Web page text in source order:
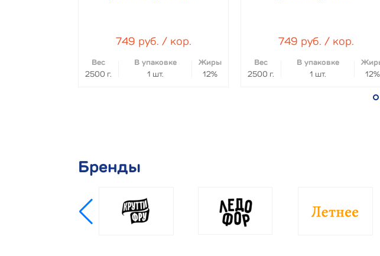
749 руб. / кор.
Вес
2500 г.
В упаковке
1 шт.
Жиры
12%
749 руб. / кор.
Вес
2500 г.
В упаковке
1 шт.
12%
Бренды